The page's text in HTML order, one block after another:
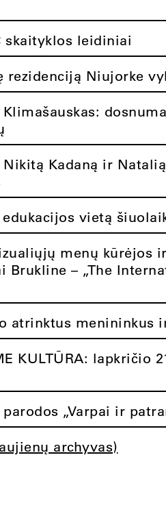
skaityklos leidiniai
rezidenciją Niujorke
Nikitą Kadaną ir
vietą
menų kūrėjos
Brukline – „The
atrinktus menininkus
KULTŪRA: lapkričio
„Varpai ir
archyvas)